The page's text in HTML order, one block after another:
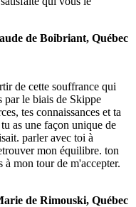
de Boibriant, Québec
de cette souffrance qui
par le biais de Skippe
tes connaissances et ta
as une façon unique de
parler avec toi à
mon équilibre. ton
à mon tour de m'accepter.
de Rimouski, Québec